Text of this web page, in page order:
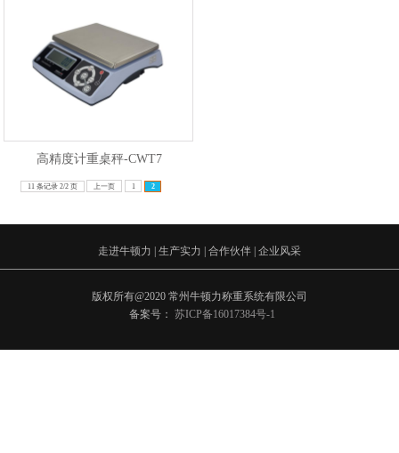
高精度计重桌秤-CWT7
11 条记录 2/2 页 上一页 1 2
走进牛顿力 | 生产实力 | 合作伙伴 | 企业风采
版权所有@2020 常州牛顿力称重系统有限公司
备案号： 苏ICP备16017384号-1